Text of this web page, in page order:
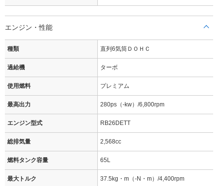
エンジン・性能
種類 直列6気筒ＤＯＨＣ
過給機 ターボ
使用燃料 プレミアム
最高出力 280ps（-kw）/6,800rpm
エンジン型式 RB26DETT
総排気量 2,568cc
燃料タンク容量 65L
最大トルク 37.5kg・m（-N・m）/4,400rpm